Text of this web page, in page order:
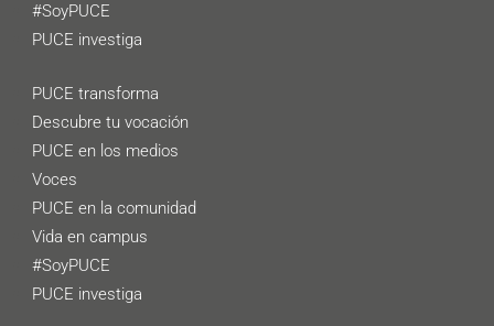
#SoyPUCE
PUCE investiga
PUCE transforma
Descubre tu vocación
PUCE en los medios
Voces
PUCE en la comunidad
Vida en campus
#SoyPUCE
PUCE investiga